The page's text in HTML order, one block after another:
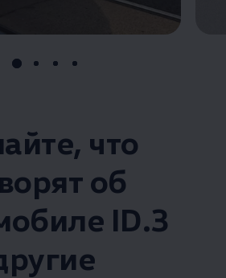
что
об
ID.3